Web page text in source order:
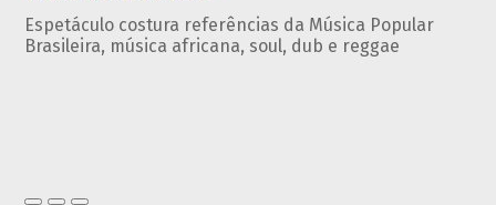
Espetáculo costura referências da Música Popular
Brasileira, música africana, soul, dub e reggae